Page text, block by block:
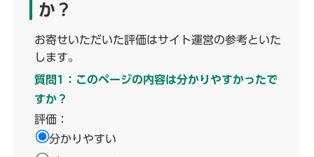
か？
お寄せいただいた評価はサイト運営の参考といた
します。
質問1：このページの内容は分かりやすかったで
すか？
評価：
分かりやすい